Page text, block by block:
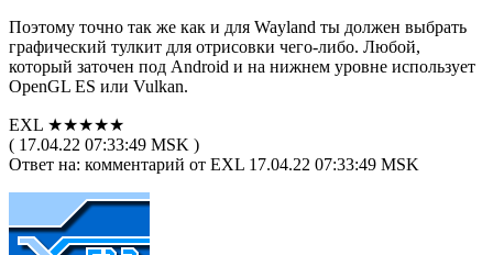
Поэтому точно так же как и для Wayland ты должен выбрать
графический тулкит для отрисовки чего-либо. Любой,
который заточен под Android и на нижнем уровне использует
OpenGL ES или Vulkan.
EXL ★★★★★
( 17.04.22 07:33:49 MSK )
Ответ на: комментарий от EXL 17.04.22 07:33:49 MSK